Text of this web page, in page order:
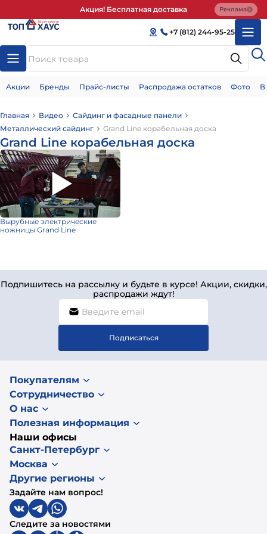
Акция! Бесплатная доставка Реклама
+7 (812) 244-95-25
Акции Бренды Прайс-листы Распродажа остатков Фото
Главная Видео
Сайдинг и фасадные панели
Металлический сайдинг
Grand Line корабельная доска
Grand Line корабельная доска
Вырубные электрические
ножницы Grand Line
Подпишитесь на рассылку и будьте в курсе! Акции, скидки,
распродажи ждут!
Подписаться
Покупателям
Сотрудничество
О нас
Полезная информация
Наши офисы
Санкт-Петербург
Москва
Другие регионы
Задайте нам вопрос!
Следите за новостями